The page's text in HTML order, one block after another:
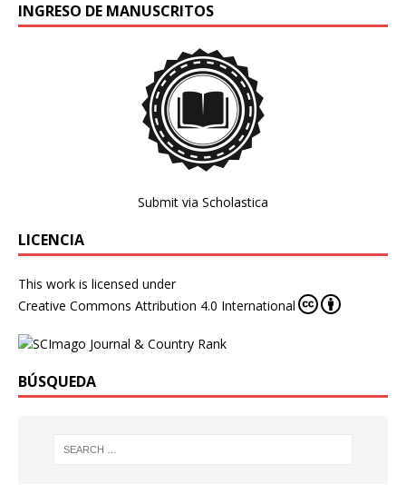
INGRESO DE MANUSCRITOS
Submit via Scholastica
LICENCIA
This work is licensed under
Creative Commons Attribution 4.0 International
BÚSQUEDA